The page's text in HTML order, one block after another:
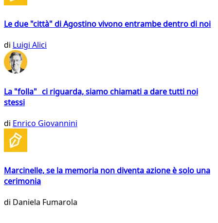
Le due "città" di Agostino vivono entrambe dentro di noi
di Luigi Alici
La "folla" ci riguarda, siamo chiamati a dare tutti noi
stessi
di Enrico Giovannini
Marcinelle, se la memoria non diventa azione è solo una
cerimonia
di Daniela Fumarola